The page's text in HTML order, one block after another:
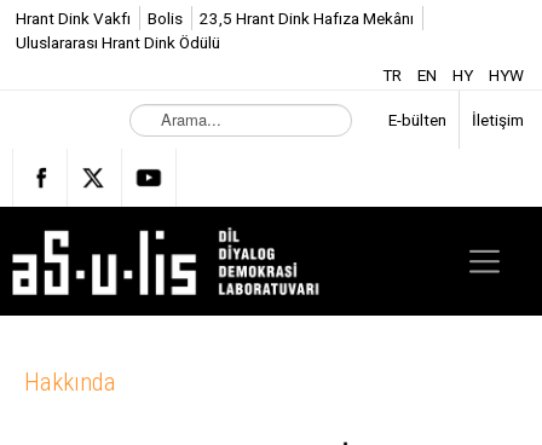
Hrant Dink Vakfı Bolis
23,5 Hrant Dink Hafıza Mekânı
Uluslararası Hrant Dink Ödülü
TR
EN HY HYW
A
r
m
a
.
E-bülten İletişim
Hakkında